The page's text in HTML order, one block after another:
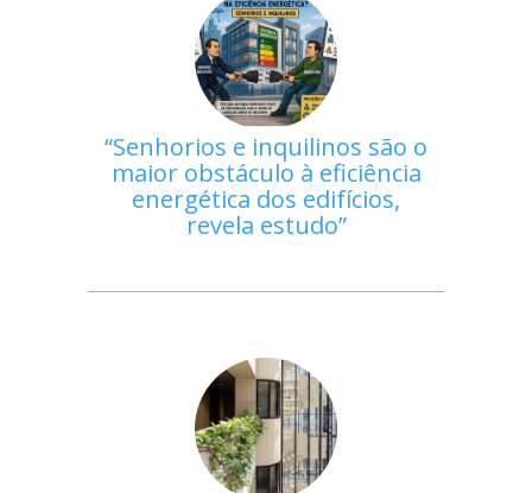
Senhorios e inquilinos são o
maior obstáculo à eficiência
energética dos edifícios,
revela estudo